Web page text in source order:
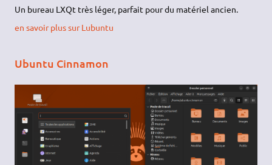
Un bureau LXQt très léger, parfait pour du matériel ancien.
en savoir plus sur Lubuntu
Ubuntu Cinnamon